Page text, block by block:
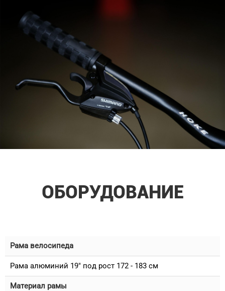
ОБОРУДОВАНИЕ
Рама велосипеда
Рама алюминий 19" под рост 172 - 183 см
Материал рамы